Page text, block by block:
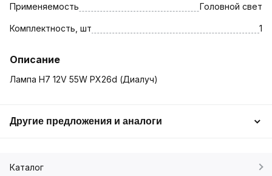
Применяемость Головной свет
Комплектность, шт 1
Описание
Лампа H7 12V 55W PX26d (Диалуч)
Другие предложения и аналоги
Каталог